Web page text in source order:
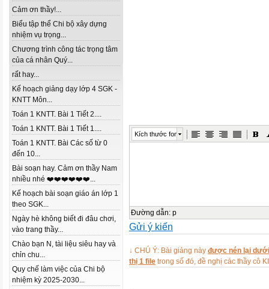
Cảm ơn thầy!...
Biểu tập thể Chi bộ xây dựng
nhiệm vụ trọng...
Chương trình công tác trọng tâm
của cá nhân Quý...
rất hay...
Kế hoạch giảng dạy lớp 4 SGK -
KNTT Môn...
Toán 1 KNTT. Bài 1 Tiết 2....
Toán 1 KNTT. Bài 1 Tiết 1....
Toán 1 KNTT. Bài Các số từ 0
đến 10...
Bài soạn hay. Cảm ơn thầy Nam
nhiều nhé ❤️❤️❤️❤️❤️❤️...
Kế hoạch bài soạn giáo án lớp 1
theo SGK...
Ngày hè không biết đi đâu chơi,
vào trang thầy...
Chào bạn N, tài liệu siêu hay và
chỉn chu...
Quy chế làm việc của Chi bộ
nhiệm kỳ 2025-2030...
Kích thước font
Đường dẫn: p
Gửi ý kiến
↓ CHÚ Ý: Bài giảng này được nén lại
thị 1 file trong số đó, đề nghị các thầy cô